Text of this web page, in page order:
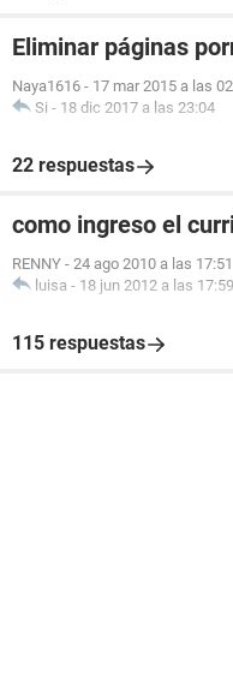
Eliminar páginas
Naya1616 - 17 mar 2015 a las
Si - 18 dic 2017 a las 23:04
22 respuestas
como ingreso el
RENNY - 24 ago 2010 a las 17:51
luisa - 18 jun 2012 a las 17:59
115 respuestas